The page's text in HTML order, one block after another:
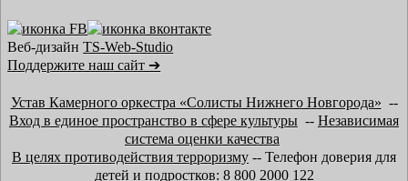
Веб-дизайнTS-Web-Studio
Поддержите наш сайт ➔
Устав Камерного оркестра «Солисты Нижнего Новгорода» --
Вход в единое пространство в сфере культуры -- Независимая
система оценки качества
В целях противодействия терроризму -- Телефон доверия для
детей и подростков: 8 800 2000 122